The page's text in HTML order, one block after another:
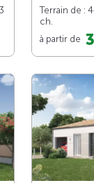
Terrain de :
ch.
à partir de